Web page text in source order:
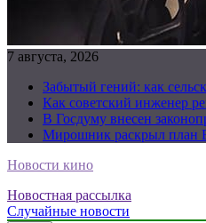
7 августа, 2026
Забытый гений: как
Как советский инженер
В Госдуму внесен
Мирошник раскрыл план
Новости кино
Новостная рассылка
Случайные новости